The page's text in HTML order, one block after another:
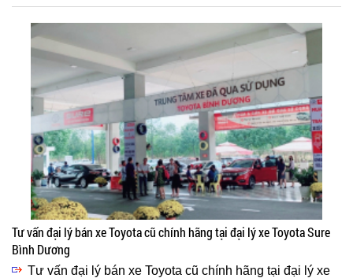
Tư vấn đại lý bán xe Toyota cũ chính hãng tại đại lý xe Toyota Sure
Bình Dương
Tư vấn đại lý bán xe Toyota cũ chính hãng tại đại lý xe